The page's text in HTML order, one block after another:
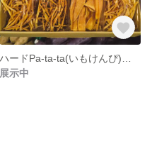
展示中